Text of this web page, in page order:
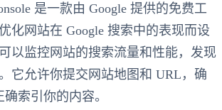
是一款由 Google 提供的免费工
化网站在 Google 搜索中的表现而设
以监控网站的搜索流量和性能，发现
它允许你提交网站地图和 URL，确
索引你的内容。